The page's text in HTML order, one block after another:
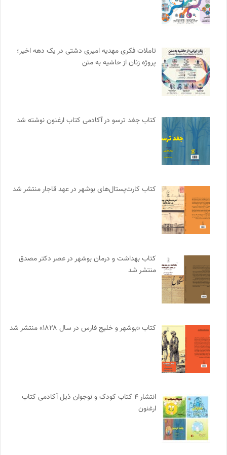
تاملات فکری مهدیه امیری دشتی در یک دهه اخیر؛
پروژه زنان از حاشیه به متن
کتاب جغد ترسو در آکادمی کتاب ارغنون نوشته شد
کتاب کارت‌پستال‌های بوشهر در عهد قاجار منتشر شد
کتاب بهداشت و درمان بوشهر در عصر دکتر مصدق
منتشر شد
کتاب «بوشهر و خلیج فارس در سال ۱۸۲۸» منتشر شد
انتشار ۴ کتاب کودک و نوجوان ذیل آکادمی کتاب
ارغنون